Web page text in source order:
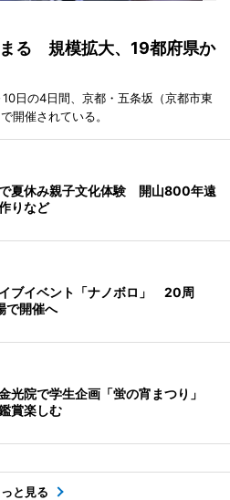
まる 規模拡大、19都府県か
日の4日間、京都・五条坂（京都市東
開催されている。
夏休み親子文化体験 開山800年遠
りなど
ブイベント「ナノボロ」 20周
で開催へ
光院で学生企画「蛍の宵まつり」
賞楽しむ
と見る